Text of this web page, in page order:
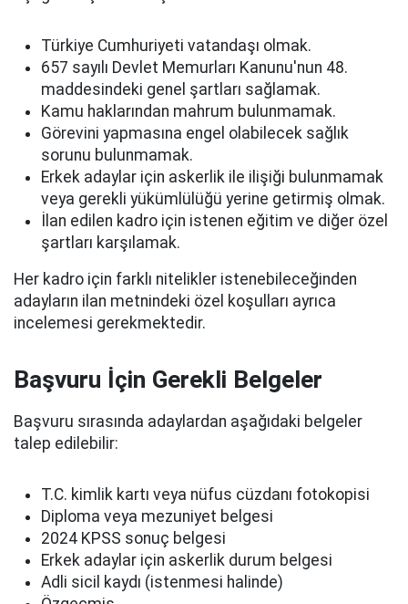
Türkiye Cumhuriyeti vatandaşı olmak.
657 sayılı Devlet Memurları Kanunu'nun 48.
maddesindeki genel şartları sağlamak.
Kamu haklarından mahrum bulunmamak.
Görevini yapmasına engel olabilecek sağlık
sorunu bulunmamak.
Erkek adaylar için askerlik ile ilişiği bulunmamak
veya gerekli yükümlülüğü yerine getirmiş olmak.
İlan edilen kadro için istenen eğitim ve diğer özel
şartları karşılamak.
Her kadro için farklı nitelikler istenebileceğinden
adayların ilan metnindeki özel koşulları ayrıca
incelemesi gerekmektedir.
Başvuru İçin Gerekli Belgeler
Başvuru sırasında adaylardan aşağıdaki belgeler
talep edilebilir:
T.C. kimlik kartı veya nüfus cüzdanı fotokopisi
Diploma veya mezuniyet belgesi
2024 KPSS sonuç belgesi
Erkek adaylar için askerlik durum belgesi
Adli sicil kaydı (istenmesi halinde)